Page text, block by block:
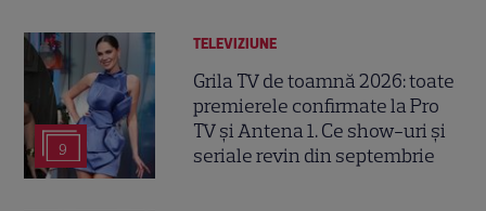
9
TELEVIZIUNE
Grila TV de toamnă 2026: toate
premierele confirmate la Pro
TV și Antena 1. Ce show-uri și
seriale revin din septembrie